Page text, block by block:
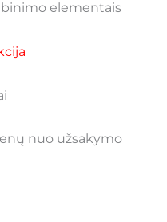
elementais
nuo užsakymo